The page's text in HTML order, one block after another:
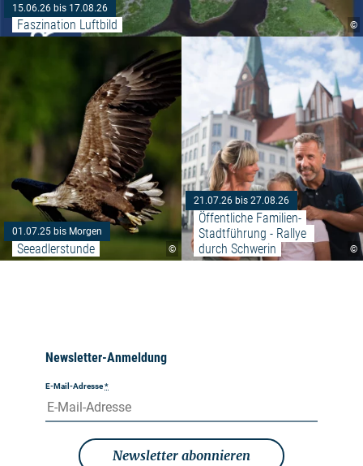
©
15.06.26 bis 17.08.26
Faszination Luftbild
©
01.07.25 bis Morgen
Seeadlerstunde
Weiterlesen: "Seeadlerstunde"
©
21.07.26 bis 27.08.26
Öffentliche Familien-
Stadtführung - Rallye
durch Schwerin
Newsletter-Anmeldung
E-Mail-Adresse*
Newsletter abonnieren